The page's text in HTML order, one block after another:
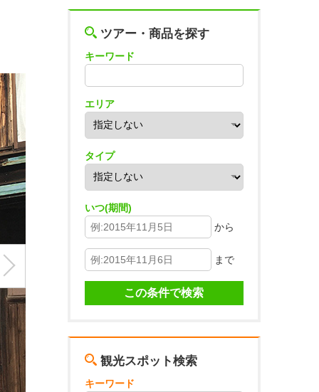
ツアー・商品を探す
キーワード
エリア
タイプ
いつ(期間)
から
まで
観光スポット検索
キーワード